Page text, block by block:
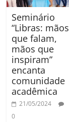
Seminário
“Libras: mãos
que falam,
mãos que
inspiram”
encanta
comunidade
acadêmica
21/05/2024
0